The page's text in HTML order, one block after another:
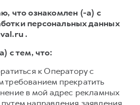
что ознакомлен (-а) с
персональных данных
.
с тем, что:
к Оператору с
требованием прекратить
в мой адрес рекламных